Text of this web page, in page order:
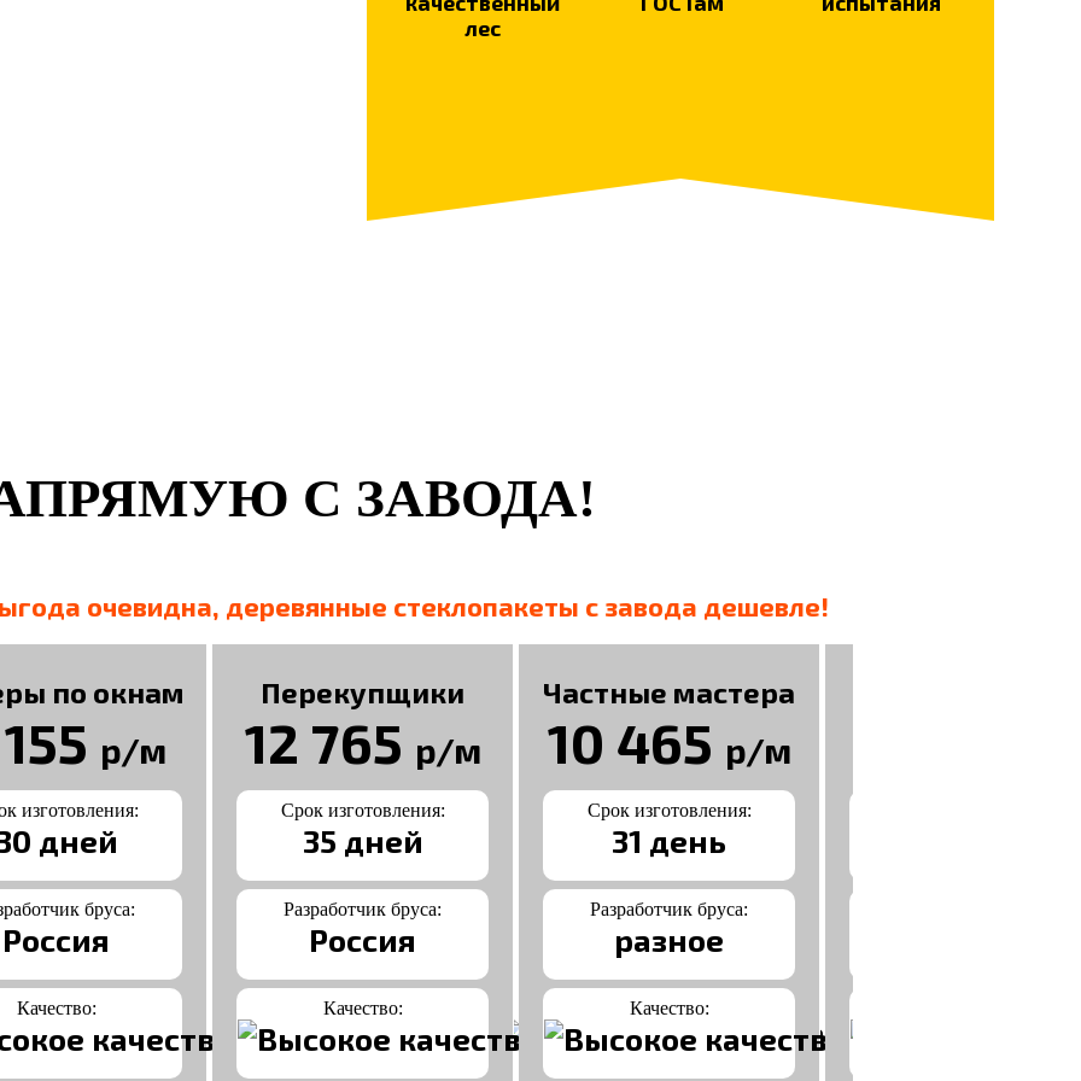
лес
С ЗАВОДА!
очевидна, деревянные стеклопакеты с завода дешевле!
по окнам
р/м
изготовления:
дней
бруса:
Россия
Качество:
Перекупщики
12 765 р/м
Срок изготовления:
35 дней
Разработчик бруса:
Россия
Качество:
Частные мастера
10 465 р/м
Срок изготовления:
31 день
Разработчик бруса:
разное
Качество: